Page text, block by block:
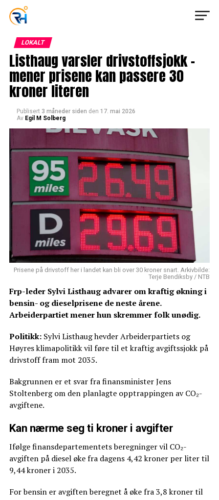
LOKALT
Listhaug varsler drivstoffsjokk –
mener prisene kan passere 30
kroner literen
Publisert 3 måneder siden den 17. mai 2026
Av Egil M Solberg
Prisene på drivstoff her i landet kan bli over 30 kroner snart. Arkivbilde:
Terje Bendiksby / NTB
Frp-leder Sylvi Listhaug advarer om kraftig økning i
bensin- og dieselprisene de neste årene.
Arbeiderpartiet mener hun skremmer folk unødig.
Politikk:Sylvi Listhaug hevder Arbeiderpartiets og
Høyres klimapolitikk vil føre til et kraftig avgiftssjokk på
drivstoff fram mot 2035.
Bakgrunnen er et svar fra finansminister Jens
Stoltenberg om den planlagte opptrappingen av CO₂-
avgiftene.
Kan nærme seg ti kroner i avgifter
Ifølge finansdepartementets beregninger vil CO₂-
avgiften på diesel øke fra dagens 4,42 kroner per liter til
9,44 kroner i 2035.
For bensin er avgiften beregnet å øke fra 3,8 kroner til